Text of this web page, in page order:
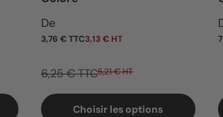
Prix soldé
De
3,76 € TTC3,13 € HT
6,25 € TTC5,21 € HT
Choisir les options